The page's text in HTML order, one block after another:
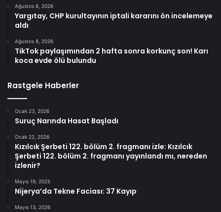
Ağustos 8, 2026
Yargıtay, CHP kurultayının iptali kararını ön incelemeye
aldı
Ağustos 8, 2026
TikTok paylaşımından 2 hafta sonra korkunç son! Karı
koca evde ölü bulundu
Rastgele Haberler
Ocak 23, 2026
Suruç Narında Hasat Başladı
Ocak 22, 2026
Kızılcık Şerbeti 122. bölüm 2. fragmanı izle: Kızılcık
Şerbeti 122. bölüm 2. fragmanı yayınlandı mı, nereden
izlenir?
Mayıs 19, 2025
Nijerya’da Tekne Faciası: 37 Kayıp
Mayıs 13, 2026